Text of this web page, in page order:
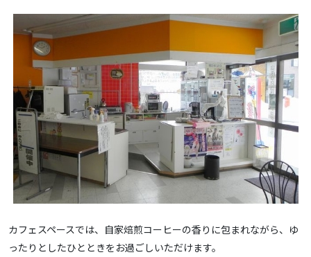
カフェスペースでは、自家焙煎コーヒーの香りに包まれながら、ゆ
ったりとしたひとときをお過ごしいただけます。